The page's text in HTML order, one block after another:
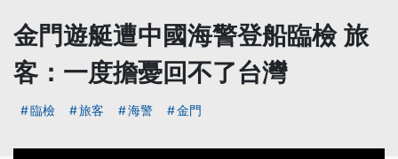
金門遊艇遭中國海警登船臨檢 旅
客：一度擔憂回不了台灣
臨檢 旅客 海警 金門